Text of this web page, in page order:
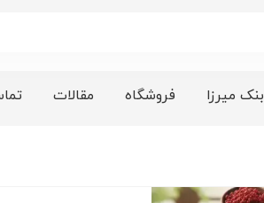
بنک میرزا فروشگاه مقالات